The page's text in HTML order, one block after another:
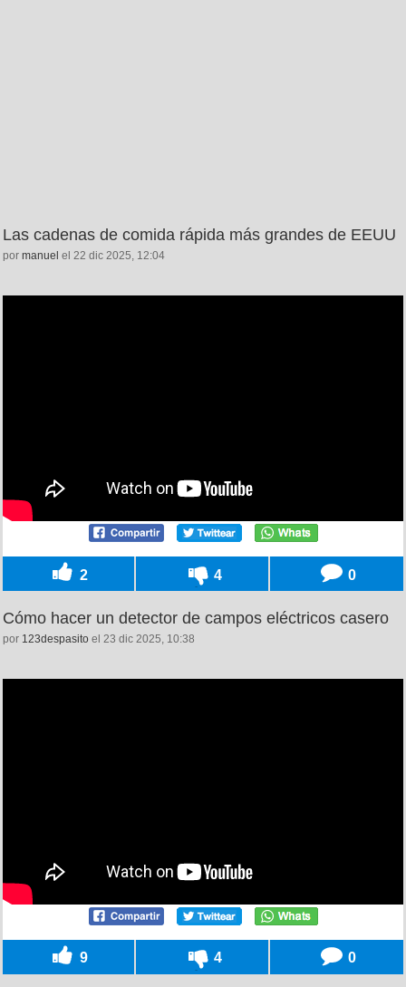
Las cadenas de comida rápida más grandes de EEUU
por manuel el 22 dic 2025, 12:04
2 4 0
Cómo hacer un detector de campos eléctricos casero
por 123despasito el 23 dic 2025, 10:38
9 4 0